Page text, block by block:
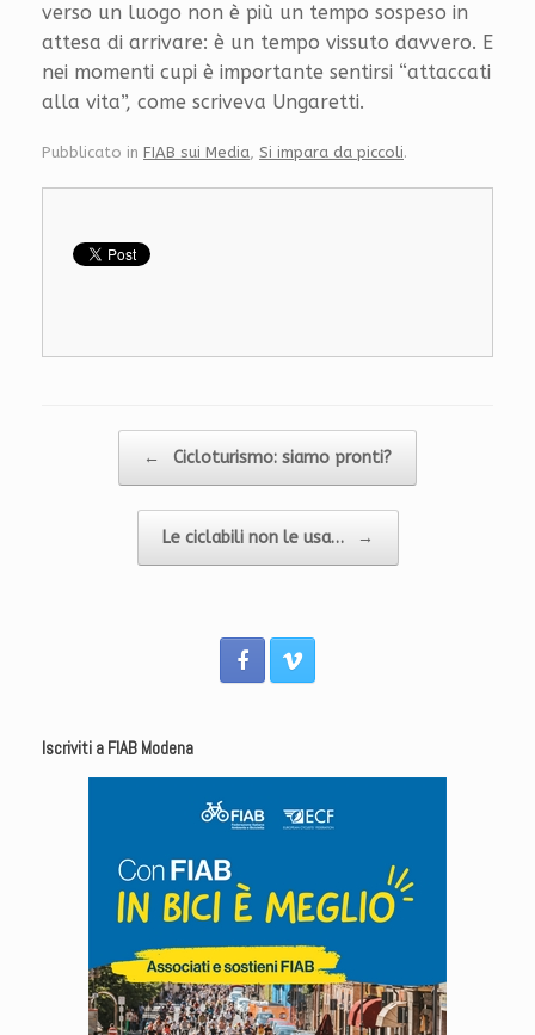
verso un luogo non è più un tempo sospeso in
attesa di arrivare: è un tempo vissuto davvero. E
nei momenti cupi è importante sentirsi “attaccati
alla vita”, come scriveva Ungaretti.
Pubblicato in FIAB sui Media Si impara da piccoli.
←
Cicloturismo: siamo pronti?
Le ciclabili non le usa… →
Iscriviti a FIAB Modena